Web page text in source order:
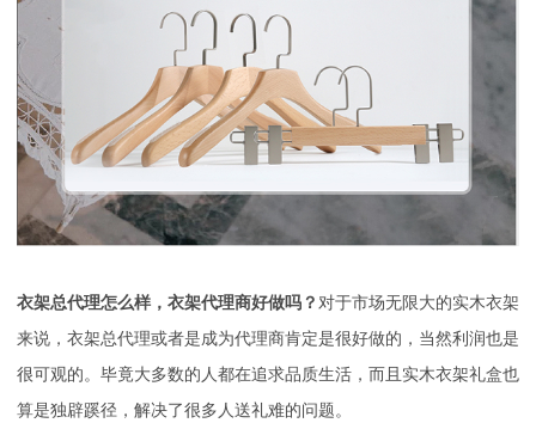
衣架总代理怎么样，衣架代理商好做吗？ 对于市场无限大的实木衣架
来说，衣架总代理或者是成为代理商肯定是很好做的，当然利润也是
很可观的。毕竟大多数的人都在追求品质生活，而且实木衣架礼盒也
算是独辟蹊径，解决了很多人送礼难的问题。